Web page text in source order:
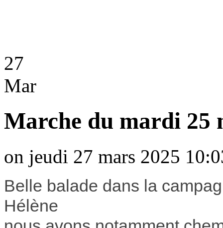
27
Mar
Marche du mardi 25
on jeudi 27 mars 2025
Belle balade dans la
Hélène